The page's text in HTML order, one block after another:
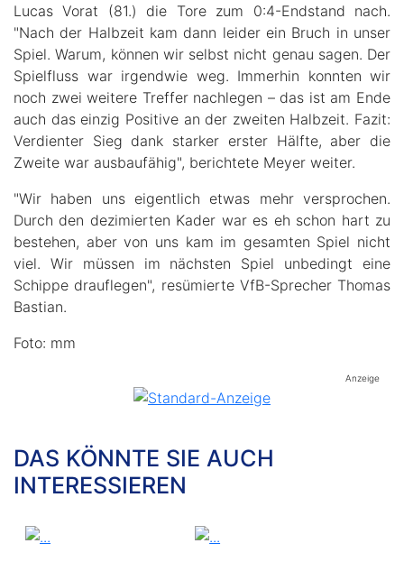
Lucas Vorat (81.) die Tore zum 0:4-Endstand nach.
"Nach der Halbzeit kam dann leider ein Bruch in unser
Spiel. Warum, können wir selbst nicht genau sagen. Der
Spielfluss war irgendwie weg. Immerhin konnten wir
noch zwei weitere Treffer nachlegen – das ist am Ende
auch das einzig Positive an der zweiten Halbzeit. Fazit:
Verdienter Sieg dank starker erster Hälfte, aber die
Zweite war ausbaufähig", berichtete Meyer weiter.
"Wir haben uns eigentlich etwas mehr versprochen.
Durch den dezimierten Kader war es eh schon hart zu
bestehen, aber von uns kam im gesamten Spiel nicht
viel. Wir müssen im nächsten Spiel unbedingt eine
Schippe drauflegen", resümierte VfB-Sprecher Thomas
Bastian.
Foto: mm
Anzeige
DAS KÖNNTE SIE AUCH
INTERESSIEREN